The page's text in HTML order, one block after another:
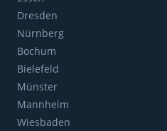
Dresden
Nürnberg
Bochum
Bielefeld
Münster
Mannheim
Wiesbaden